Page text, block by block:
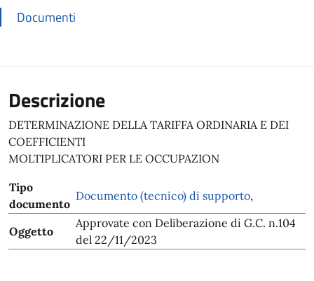
Documenti
Descrizione
DETERMINAZIONE DELLA TARIFFA ORDINARIA E DEI
COEFFICIENTI
MOLTIPLICATORI PER LE OCCUPAZION
Tipo
documento
Documento (tecnico) di supporto,
Oggetto
Approvate con Deliberazione di G.C. n.104
del 22/11/2023